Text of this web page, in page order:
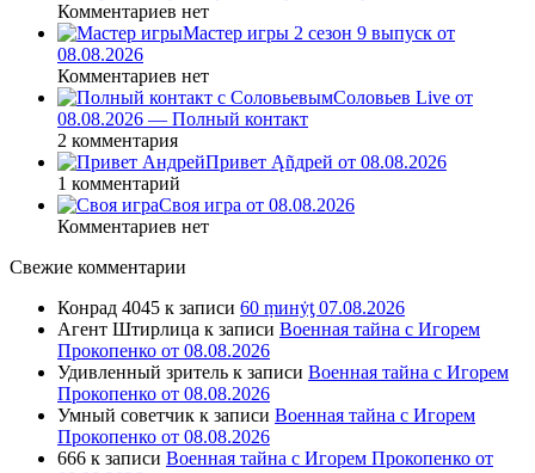
Комментариев нет
Мастер игры 2 сезон 9 выпуск от
08.08.2026
Комментариев нет
Соловьев Live от
08.08.2026 — Полный контакт
2 комментария
Привет Ąñдpей от 08.08.2026
1 комментарий
Своя игра от 08.08.2026
Комментариев нет
Свежие комментарии
Конрад 4045 к записи 60 ṃинẏƫ 07.08.2026
Агент Штирлица к записи Военная тайна с Игорем
Прокопенко от 08.08.2026
Удивленный зритель к записи Военная тайна с Игорем
Прокопенко от 08.08.2026
Умный советчик к записи Военная тайна с Игорем
Прокопенко от 08.08.2026
666 к записи Военная тайна с Игорем Прокопенко от